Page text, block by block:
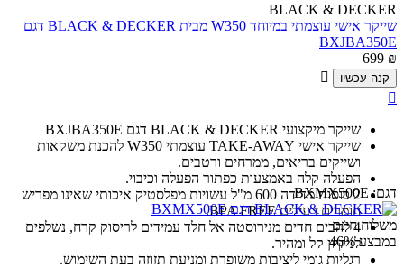
BLACK & DECKER
שייקר אישי עוצמתי במיוחד W350 מבית BLACK & DECKER דגם
BXJBA350E
699 ₪
קנה עכשיו


שייקר מיקצועי BLACK & DECKER דגם BXJBA350E
שייקר אישי TAKE-AWAY עוצמתי W350 להכנת משקאות
ושייקים בריאים, ממרחים ורטבים.
הפעלה קלה באמצעות כפתור הפעלה וכיבוי.
2 כוסות מדידה 600 מ"ל עשויות מפלסטיק איכותי שאינו מפריש
חומרים רעילים BPA FREE.
4 להבים חדים מנירוסטה אל חלד עמידים לריסוק קרח, נשלפים
לניקיון קל ומהיר.
רגליות גומי ליציבות משופרת ומניעת תזוזה בעת השימוש.
דגם: BXMX500E
משלוח חינם
במבצע46%